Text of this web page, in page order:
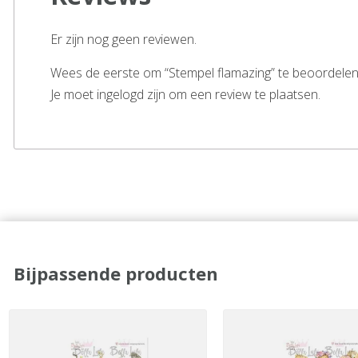
Er zijn nog geen reviewen.
Wees de eerste om “Stempel flamazing” te beoordelen
Je moet ingelogd zijn om een review te plaatsen.
Bijpassende producten